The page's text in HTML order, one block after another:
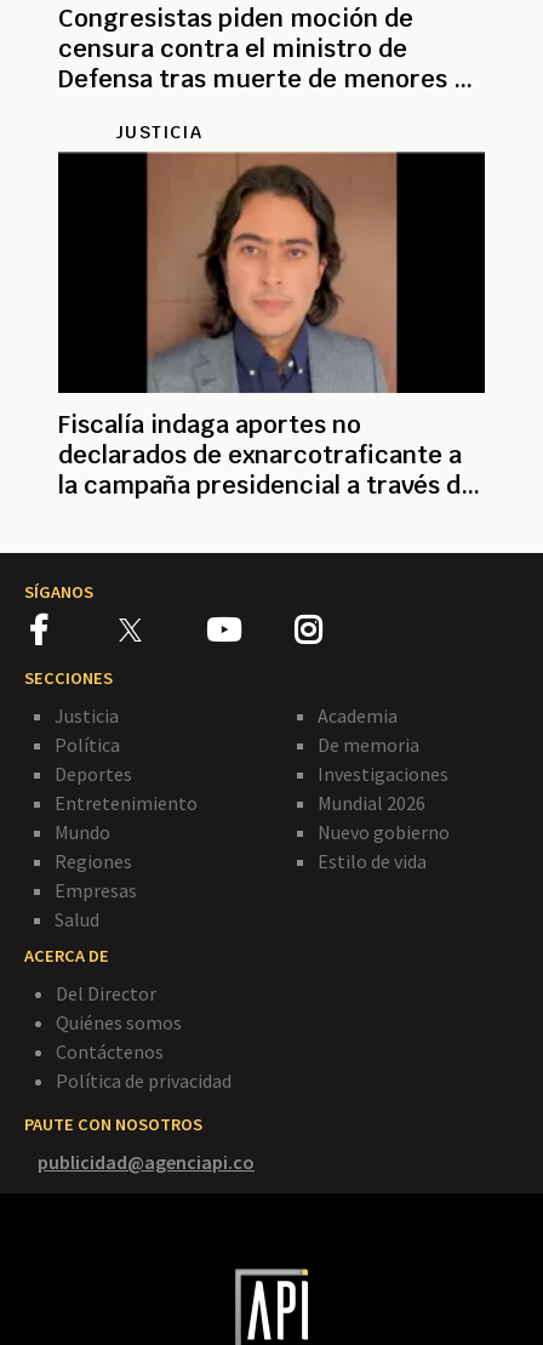
Congresistas piden moción de
censura contra el ministro de
Defensa tras muerte de menores en
JUSTICIA
Fiscalía indaga aportes no
declarados de exnarcotraficante a
la campaña presidencial a través de
SÍGANOS
SECCIONES
Justicia
Política
Deportes
Entretenimiento
Mundo
Regiones
Empresas
Salud
Academia
De memoria
Investigaciones
Mundial 2026
Nuevo gobierno
Estilo de vida
ACERCA DE
Del Director
Quiénes somos
Contáctenos
Política de privacidad
PAUTE CON NOSOTROS
publicidad@agenciapi.co